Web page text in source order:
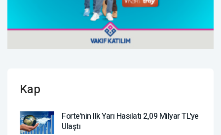
Kap
Forte'nin Ilk Yarı Hasılatı 2,09 Milyar TL'ye
Ulaştı